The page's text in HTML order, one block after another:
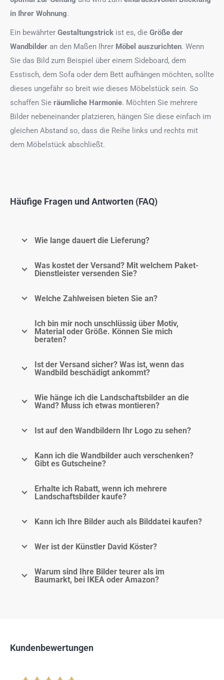
in Ihrer Wohnung.
Ein bewährter Gestaltungstrick ist es, die Größe der
Wandbilder an den Maßen Ihrer Möbel auszurichten. Wenn
Sie das Bild zum Beispiel über einem Sideboard, dem
Esstisch, dem Sofa oder dem Bett aufhängen möchten, sollte
dieses ungefähr so breit wie dieses Möbelstück sein. So
schaffen Sie räumliche Harmonie. Möchten Sie mehrere
Bilder nebeneinander platzieren, hängen Sie diese einfach im
gleichen Abstand so, dass die Reihe links und rechts mit
dem Möbelstück abschließt.
Häufige Fragen und Antworten (FAQ)
Wie lange dauert die Lieferung?
Was kostet der Versand? Mit welchem Paket-
Dienstleister versenden Sie?
Welche Zahlweisen bieten Sie an?
Ich bin mir noch unschlüssig über Motiv,
Material oder Größe. Können Sie mich
beraten?
Ist der Versand sicher? Was ist, wenn das
Wandbild beschädigt ankommt?
Wie hänge ich die Landschaftsbilder an die
Wand? Muss ich etwas montieren?
Ist auf den Wandbildern Ihr Logo zu sehen?
Kann ich die Wandbilder auch verschenken?
Gibt es Gutscheine?
Erhalte ich Rabatt, wenn ich mehrere
Landschaftsbilder kaufe?
Kann ich Ihre Bilder auch als Bilddatei kaufen?
Wer ist der Künstler David Köster?
Warum sind Ihre Bilder teurer als im
Baumarkt, bei IKEA oder Amazon?
Kundenbewertungen